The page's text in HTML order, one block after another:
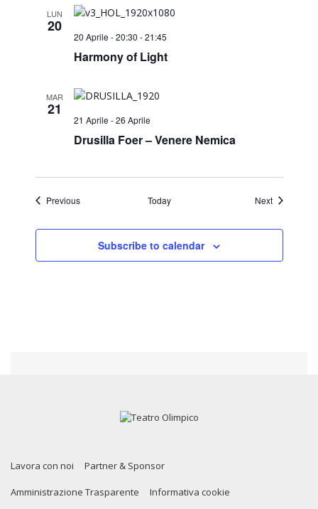
LUN
20
20 Aprile - 20:30 -21:45
Harmony of Light
MAR
21
21 Aprile -26 Aprile
Drusilla Foer – Venere Nemica
PreviousEvents Today NextEvents
Subscribe to calendar
Lavora con noi Partner & Sponsor
Amministrazione Trasparente Informativa cookie